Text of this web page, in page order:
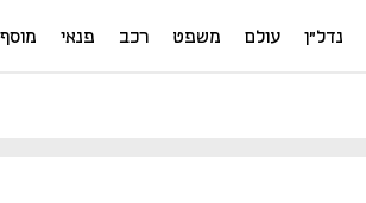
נדל"ן עולם משפט רכב פנאי מוסף